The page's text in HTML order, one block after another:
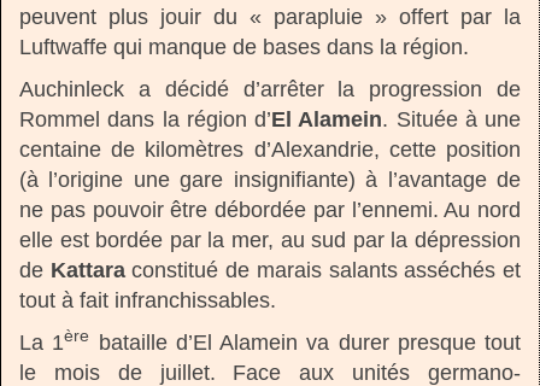
peuvent plus jouir du « parapluie » offert par la
Luftwaffe qui manque de bases dans la région.
Auchinleck a décidé d’arrêter la progression de
Rommel dans la région d’El Alamein. Située à une
centaine de kilomètres d’Alexandrie, cette position
(à l’origine une gare insignifiante) à l’avantage de
ne pas pouvoir être débordée par l’ennemi. Au nord
elle est bordée par la mer, au sud par la dépression
de Kattaraconstitué de marais salants asséchés et
tout à fait infranchissables.
La 1ère
bataille d’El Alamein va durer presque tout
le mois de juillet. Face aux unités germano-